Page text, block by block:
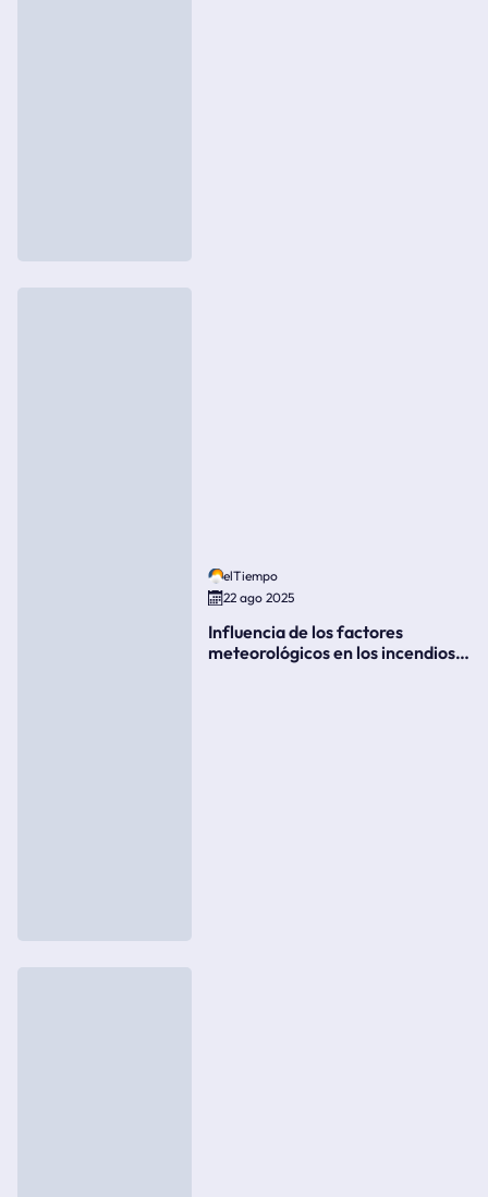
elTiempo
22 ago 2025
Influencia de los factores
meteorológicos en los incendios